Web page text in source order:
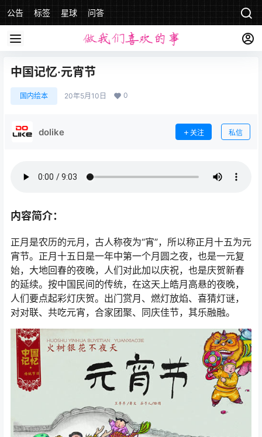
公告 标签 星球 问答
中国记忆·元宵节
国内绘本 20年5月10日 0
dolike 关注 私信
内容简介：
正月是农历的元月，古人称夜为“宵”，所以称正月十五为元
宵节。正月十五日是一年中第一个月圆之夜，也是一元复
始，大地回春的夜晚，人们对此加以庆祝，也是庆贺新春
的延续。按中国民间的传统，在这天上皓月高悬的夜晚，
人们要点起彩灯庆贺。出门赏月、燃灯放焰、喜猜灯谜，
对对联、共吃元宵，合家团聚、同庆佳节，其乐融融。